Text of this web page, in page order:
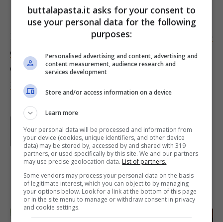
Puoi gustare i tomini in svariati modi,
con il miele di castagno, oppure con le olive nere
e i pomodori,per una squisita pizzaiola di
formaggio
Giornalista poliedrica scrivo per il web dal 2008. Sono
appassionata del vivere green e della buona cucina,
divido il tempo libero tra musica, cinema e fumetti
d’autore.
IN PRIMO PIANO
buttalapasta.it asks for your consent to
use your personal data for the following
purposes:
Personalised advertising and content, advertising and
content measurement, audience research and
services development
Store and/or access information on a device
Learn more
Your personal data will be processed and information from
your device (cookies, unique identifiers, and other device
data) may be stored by, accessed by and shared with 319
partners, or used specifically by this site. We and our partners
may use precise geolocation data. List of partners.
Some vendors may process your personal data on the basis
of legitimate interest, which you can object to by managing
your options below. Look for a link at the bottom of this page
or in the site menu to manage or withdraw consent in privacy
and cookie settings.